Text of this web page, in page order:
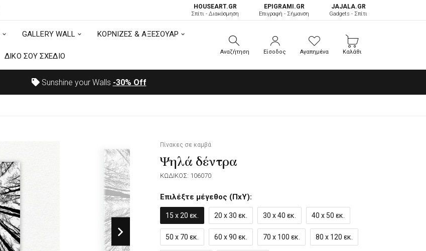
ΔΙΚΟ ΣΟΥ ΣΧΕΔΙΟ
HOUSEART.GR
Σπίτι - Διακόσμηση
ΕPIGRAMI.GR
Επιγραφή - Σήμανση
JAJALA.GR
Gadgets - Σπίτι
GALLERY WALL ΚΟΡΝΙΖΕΣ & ΑΞΕΣΟΥΑΡ
ΔΙΚΟ ΣΟΥ ΣΧΕΔΙΟ Αναζήτηση Είσοδος Αγαπημένα Καλάθι
Sunshine your Walls -30% Off
Πίνακες σε καμβά
Ψηλά δέντρα
ΚΩΔΙΚΟΣ: 106070
Επιλέξτε μέγεθος (ΠxΥ):
15 x 20 εκ. 20 x 30 εκ. 30 x 40 εκ. 40 x 50 εκ.
50 x 70 εκ. 60 x 90 εκ. 70 x 100 εκ. 80 x 120 εκ.